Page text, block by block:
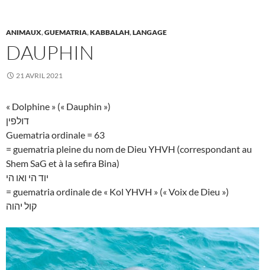
ANIMAUX,GUEMATRIA,KABBALAH,LANGAGE
DAUPHIN
21 AVRIL 2021
« Dolphine » (« Dauphin »)
דולפין
Guematria ordinale = 63
= guematria pleine du nom de Dieu YHVH (correspondant au
Shem SaG et à la sefira Bina)
יוד הי ואו הי
= guematria ordinale de « Kol YHVH » (« Voix de Dieu »)
קול יהוה